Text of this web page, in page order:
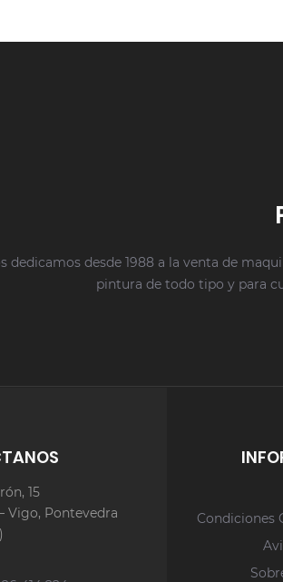
dedicamos desde 1988 a la venta de
pintura de todo tipo y para
15
Vigo, Pontevedra
Condiciones